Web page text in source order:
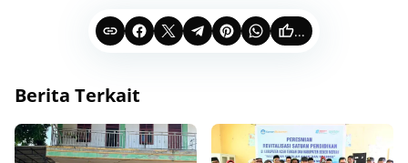
...
Berita Terkait